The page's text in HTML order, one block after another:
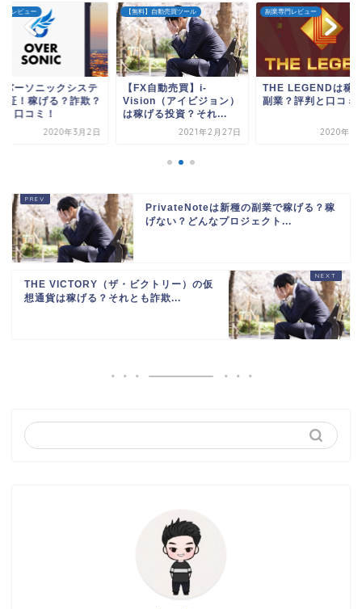
】自動売買ツール
自動売買】i-
（アイビジョン）
げる投資？それ...
2021年2月27日
副業専門レビュー
THE LEGENDは稼げる
副業？評判と口コミ
2020年10月5日
副業専門レビュー
オーバーソニックシ
ム 検証！稼げる？
2020年3
PrivateNoteは新種の副業で稼げる？稼
げない？どんなプロジェクト...
THE VICTORY（ザ・ビクトリー）の仮
想通貨は稼げる？それとも詐欺...